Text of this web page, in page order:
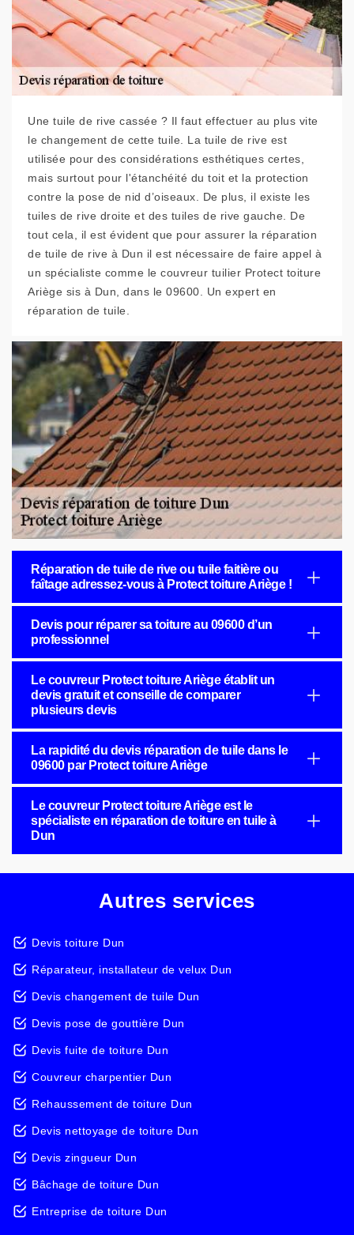
Une tuile de rive cassée ? Il faut effectuer au plus vite
le changement de cette tuile. La tuile de rive est
utilisée pour des considérations esthétiques certes,
mais surtout pour l'étanchéité du toit et la protection
contre la pose de nid d’oiseaux. De plus, il existe les
tuiles de rive droite et des tuiles de rive gauche. De
tout cela, il est évident que pour assurer la réparation
de tuile de rive à Dun il est nécessaire de faire appel à
un spécialiste comme le couvreur tuilier Protect toiture
Ariège sis à Dun, dans le 09600. Un expert en
réparation de tuile.
Réparation de tuile de rive ou tuile faitière ou
faîtage adressez-vous à Protect toiture Ariège !
Devis pour réparer sa toiture au 09600 d’un
professionnel
Le couvreur Protect toiture Ariège établit un
devis gratuit et conseille de comparer
plusieurs devis
La rapidité du devis réparation de tuile dans le
09600 par Protect toiture Ariège
Le couvreur Protect toiture Ariège est le
spécialiste en réparation de toiture en tuile à
Dun
Autres services
Devis toiture Dun
Réparateur, installateur de velux Dun
Devis changement de tuile Dun
Devis pose de gouttière Dun
Devis fuite de toiture Dun
Couvreur charpentier Dun
Rehaussement de toiture Dun
Devis nettoyage de toiture Dun
Devis zingueur Dun
Bâchage de toiture Dun
Entreprise de toiture Dun